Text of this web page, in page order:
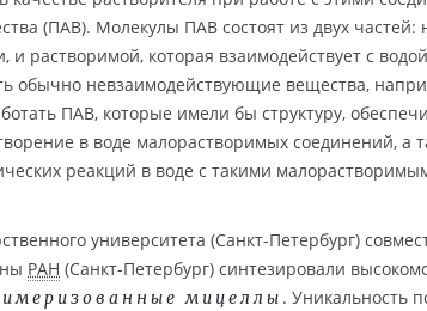
(ПАВ). Молекулы ПАВ состоят из двух частей:
и растворимой, которая взаимодействует с
обычно невзаимодействующие вещества,
ПАВ, которые имели бы структуру,
в воде малорастворимых соединений, а
реакций в воде с такими
университета (Санкт-Петербург)
РАН (Санкт-Петербург) синтезировали
мицеллы . Уникальность